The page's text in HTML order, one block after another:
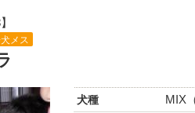
メス
犬種 MIX